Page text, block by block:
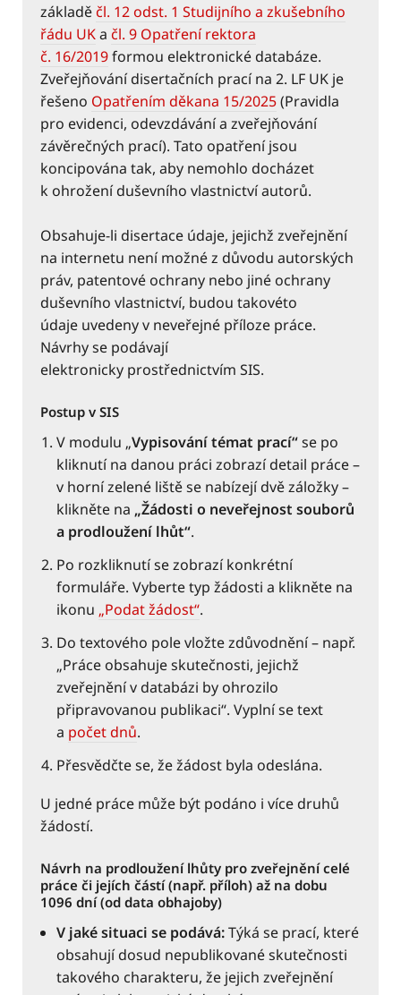
základě čl. 12 odst. 1 Studijního a zkušebního
řádu UKa čl. 9 Opatření rektora
č. 16/2019formou elektronické databáze.
Zveřejňování disertačních prací na 2. LF UK je
řešeno Opatřením děkana 15/2025(Pravidla
pro evidenci, odevzdávání a zveřejňování
závěrečných prací). Tato opatření jsou
koncipována tak, aby nemohlo docházet
k ohrožení duševního vlastnictví autorů.
Obsahuje-li disertace údaje, jejichž zveřejnění
na internetu není možné z důvodu autorských
práv, patentové ochrany nebo jiné ochrany
duševního vlastnictví, budou takovéto
údaje uvedeny v neveřejné příloze práce.
Návrhy se podávají
elektronicky prostřednictvím SIS.
Postup v SIS
V modulu „Vypisování témat prací“se po
kliknutí na danou práci zobrazí detail práce –
v horní zelené liště se nabízejí dvě záložky –
klikněte na „Žádosti o neveřejnost souborů
a prodloužení lhůt“.
Po rozkliknutí se zobrazí konkrétní
formuláře. Vyberte typ žádosti a klikněte na
ikonu „Podat žádost“.
Do textového pole vložte zdůvodnění – např.
„Práce obsahuje skutečnosti, jejichž
zveřejnění v databázi by ohrozilo
připravovanou publikaci“. Vyplní se text
a počet dnů.
Přesvědčte se, že žádost byla odeslána.
U jedné práce může být podáno i více druhů
žádostí.
Návrh na prodloužení lhůty pro zveřejnění celé
práce či jejích částí (např. příloh) až na dobu
1096 dní (od data obhajoby)
V jaké situaci se podává:Týká se prací, které
obsahují dosud nepublikované skutečnosti
takového charakteru, že jejich zveřejnění